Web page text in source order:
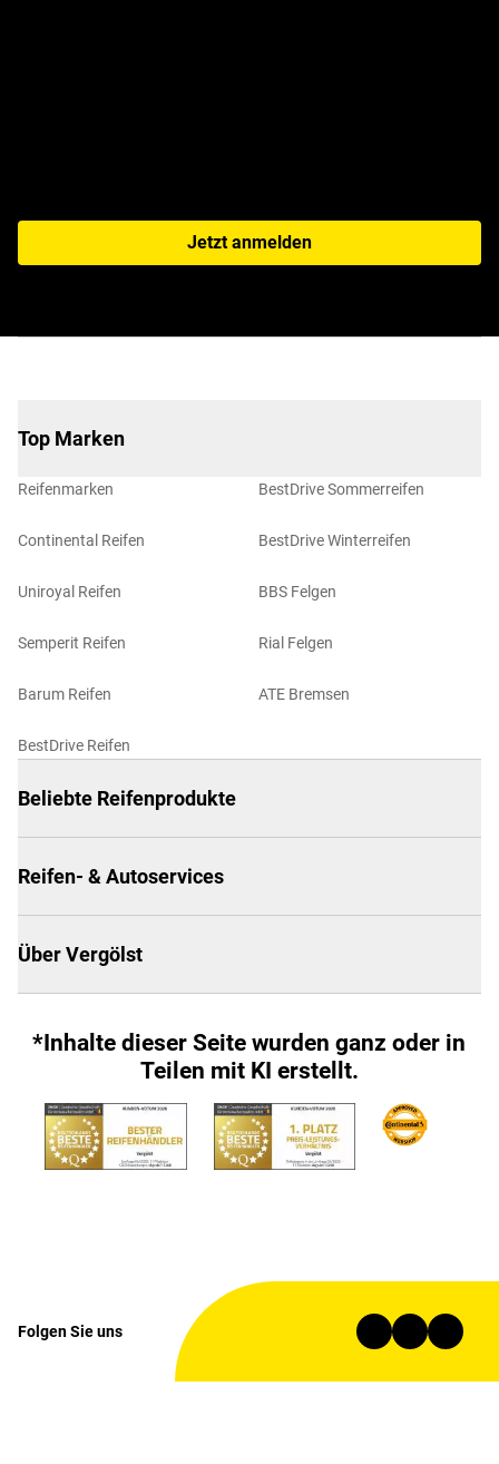
Jetzt anmelden
Top Marken
Reifenmarken
Continental Reifen
Uniroyal Reifen
Semperit Reifen
Barum Reifen
BestDrive Reifen
BestDrive Sommerreifen
BestDrive Winterreifen
BBS Felgen
Rial Felgen
ATE Bremsen
Beliebte Reifenprodukte
Reifen- & Autoservices
Über Vergölst
*Inhalte dieser Seite wurden ganz oder in
Teilen mit KI erstellt.
Folgen Sie uns